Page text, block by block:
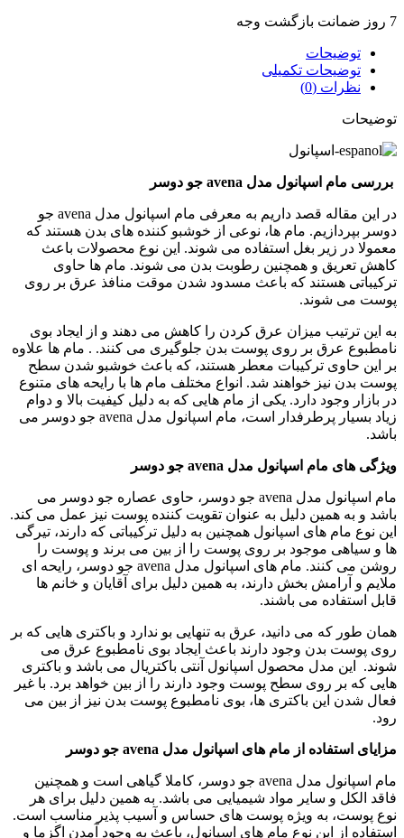
7 روز ضمانت بازگشت وجه
توضیحات
توضیحات تکمیلی
نظرات (0)
توضیحات
بررسی مام اسپانول مدل avena جو دوسر
در این مقاله قصد داریم به معرفی مام اسپانول مدل avena جو
دوسر بپردازیم. مام ها، نوعی از خوشبو کننده های بدن هستند که
معمولا در زیر بغل استفاده می شوند. این نوع محصولات باعث
کاهش تعریق و همچنین رطوبت بدن می شوند. مام ها حاوی
ترکیباتی هستند که باعث مسدود شدن موقت منافذ عرق بر روی
پوست می شوند.
به این ترتیب میزان عرق کردن را کاهش می دهند و از ایجاد بوی
نامطبوع عرق بر روی پوست بدن جلوگیری می کنند. . مام ها علاوه
بر این حاوی ترکیبات معطر هستند، که باعث خوشبو شدن سطح
پوست بدن نیز خواهند شد. انواع مختلف مام ها با رایحه های متنوع
در بازار وجود دارد. یکی از مام هایی که به دلیل کیفیت بالا و دوام
زیاد بسیار پرطرفدار است، مام اسپانول مدل avena جو دوسر می
باشد.
ویژگی های مام اسپانول مدل avena جو دوسر
مام اسپانول مدل avena جو دوسر، حاوی عصاره جو دوسر می
باشد و به همین دلیل به عنوان تقویت کننده پوست نیز عمل می کند.
این نوع مام های اسپانول همچنین به دلیل ترکیباتی که دارند، تیرگی
ها و سیاهی موجود بر روی پوست را از بین می برند و پوست را
روشن می کنند. مام های اسپانول مدل avena جو دوسر، رایحه ای
ملایم و آرامش بخش دارند، به همین دلیل برای آقایان و خانم ها
قابل استفاده می باشند.
همان طور که می دانید، عرق به تنهایی بو ندارد و باکتری هایی که بر
روی پوست بدن وجود دارند باعث ایجاد بوی نامطبوع عرق می
شوند. این مدل محصول اسپانول آنتی باکتریال می باشد و باکتری
هایی که بر روی سطح پوست وجود دارند را از بین خواهد برد. با غیر
فعال شدن این باکتری ها، بوی نامطبوع پوست بدن نیز از بین می
رود.
مزایای استفاده از مام های اسپانول مدل avena جو دوسر
مام اسپانول مدل avena جو دوسر، کاملا گیاهی است و همچنین
فاقد الکل و سایر مواد شیمیایی می باشد. به همین دلیل برای هر
نوع پوست، به ویژه پوست های حساس و آسیب پذیر مناسب است.
استفاده از این نوع مام های اسپانول، باعث به وجود آمدن اگزما و